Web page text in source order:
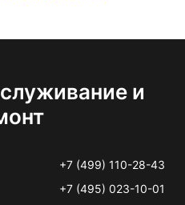
и
+7 (499) 110-28-43
+7 (495) 023-10-01